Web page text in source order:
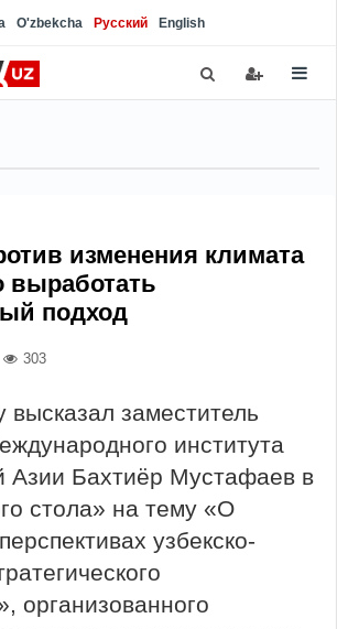
O'zbekcha Русский English
изменения климата
выработать
подход
303
высказал заместитель
института
Азии Бахтиёр Мустафаев в
стола» на тему «О
узбекско-
организованного